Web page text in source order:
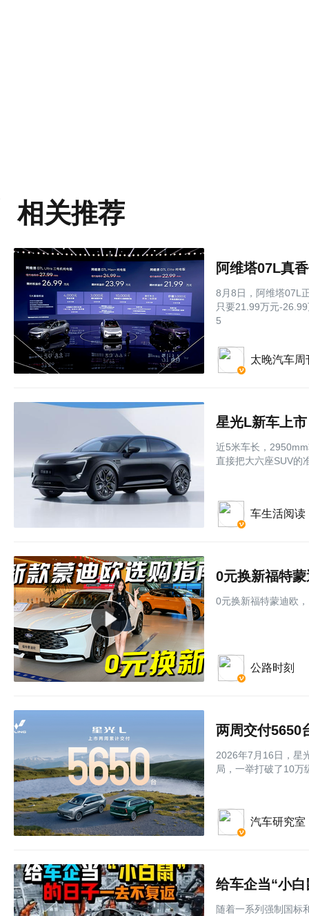
相关推荐
8月8日，阿维塔07L
只要21.99万元-
5
太晚汽车周
星光L新车上
近5米车长，
直接把大六座SUV的
车生活阅读
0元换新福特
0元换新福特蒙迪欧
公路时刻
两周交付5650
2026年7月16日，星
局，一举打破了10万
汽车研究室
给车企当“小
随着一系列强制国标